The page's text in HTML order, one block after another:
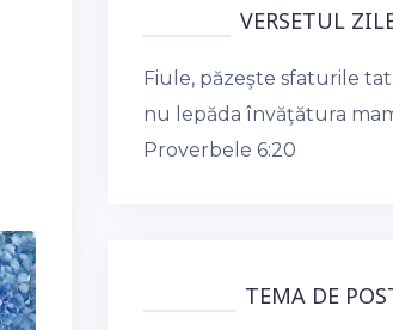
VERSETUL
Fiule, păzeşte sfaturile
nu lepăda învăţătura
Proverbele 6:20
TEMA DE